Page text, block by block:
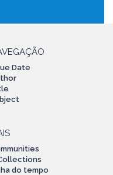
Date
do tempo